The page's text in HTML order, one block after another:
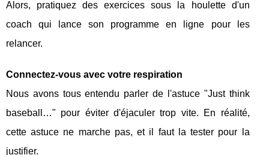
Alors, pratiquez des exercices sous la houlette d'un
coach qui lance son programme en ligne pour les
relancer.
Connectez-vous avec votre respiration
Nous avons tous entendu parler de l'astuce "Just think
baseball…" pour éviter d'éjaculer trop vite. En réalité,
cette astuce ne marche pas, et il faut la tester pour la
justifier.